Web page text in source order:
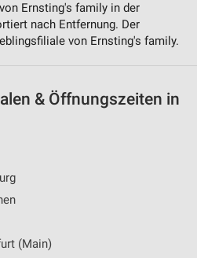
Ernsting's family in der
nach Entfernung. Der
von Ernsting's family.
& Öffnungszeiten in
(Main)